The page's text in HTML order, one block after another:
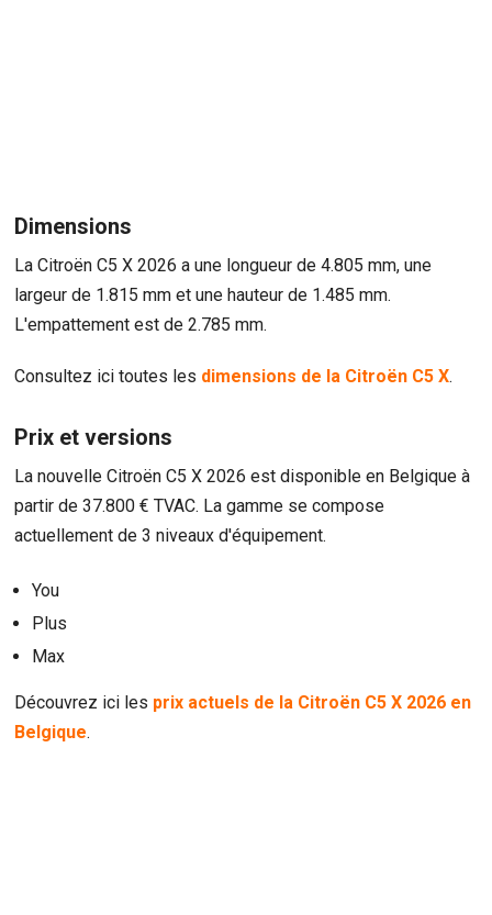
Dimensions
La Citroën C5 X 2026 a une longueur de 4.805 mm, une
largeur de 1.815 mm et une hauteur de 1.485 mm.
L'empattement est de 2.785 mm.
Consultez ici toutes les dimensions de la Citroën C5 X.
Prix et versions
La nouvelle Citroën C5 X 2026 est disponible en Belgique à
partir de 37.800 € TVAC. La gamme se compose
actuellement de 3 niveaux d'équipement.
You
Plus
Max
Découvrez ici les prix actuels de la Citroën C5 X 2026 en
Belgique.